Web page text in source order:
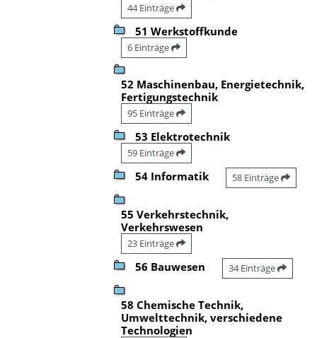
44 Einträge
51 Werkstoffkunde
6 Einträge
52 Maschinenbau, Energietechnik,
Fertigungstechnik
95 Einträge
53 Elektrotechnik
59 Einträge
54 Informatik 58 Einträge
55 Verkehrstechnik,
Verkehrswesen
23 Einträge
56 Bauwesen 34 Einträge
58 Chemische Technik,
Umwelttechnik, verschiedene
Technologien